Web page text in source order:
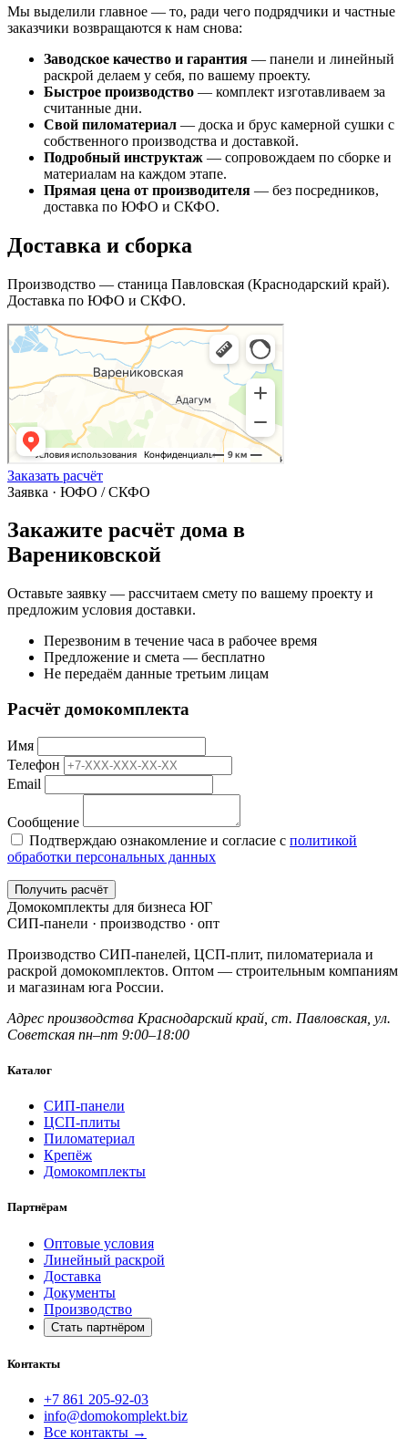
Мы выделили главное — то, ради чего подрядчики и частные
заказчики возвращаются к нам снова:
Заводское качество и гарантия — панели и линейный
раскрой делаем у себя, по вашему проекту.
Быстрое производство — комплект изготавливаем за
считанные дни.
Свой пиломатериал — доска и брус камерной сушки с
собственного производства и доставкой.
Подробный инструктаж — сопровождаем по сборке и
материалам на каждом этапе.
Прямая цена от производителя — без посредников,
доставка по ЮФО и СКФО.
Доставка и сборка
Производство — станица Павловская (Краснодарский край).
Доставка по ЮФО и СКФО.
Заказать расчёт
Заявка · ЮФО / СКФО
Закажите расчёт дома в
Варениковской
Оставьте заявку — рассчитаем смету по вашему проекту и
предложим условия доставки.
Перезвоним в течение часа в рабочее время
Предложение и смета — бесплатно
Не передаём данные третьим лицам
Расчёт домокомплекта
Имя
Телефон
Email
Сообщение
Подтверждаю ознакомление и согласие с политикой
обработки персональных данных
Получить расчёт
Домокомплекты для бизнеса ЮГ
СИП-панели · производство · опт
Производство СИП-панелей, ЦСП-плит, пиломатериала и
раскрой домокомплектов. Оптом — строительным компаниям
и магазинам юга России.
Адрес производства Краснодарский край, ст. Павловская, ул.
Советская пн–пт 9:00–18:00
Каталог
СИП-панели
ЦСП-плиты
Пиломатериал
Крепёж
Домокомплекты
Партнёрам
Оптовые условия
Линейный раскрой
Доставка
Документы
Производство
Стать партнёром
Контакты
+7 861 205-92-03
info@domokomplekt.biz
Все контакты →